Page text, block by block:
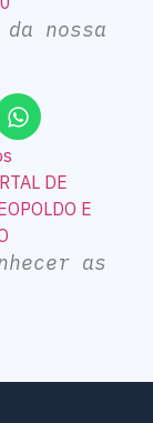
nossa
as